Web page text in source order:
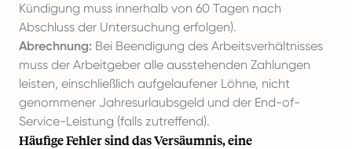
Kündigung muss innerhalb von 60 Tagen nach
Abschluss der Untersuchung erfolgen).
Abrechnung: Bei Beendigung des Arbeitsverhältnisses
muss der Arbeitgeber alle ausstehenden Zahlungen
leisten, einschließlich aufgelaufener Löhne, nicht
genommener Jahresurlaubsgeld und der End-of-
Service-Leistung (falls zutreffend).
Häufige Fehler sind das Versäumnis, eine